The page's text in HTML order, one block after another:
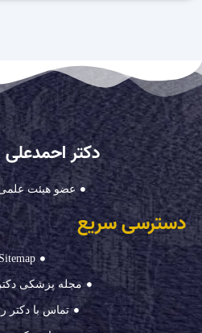
دکتر
عضو هیئت علمی
دسترسی سریع
مجله پزشکی
تماس با دکتر